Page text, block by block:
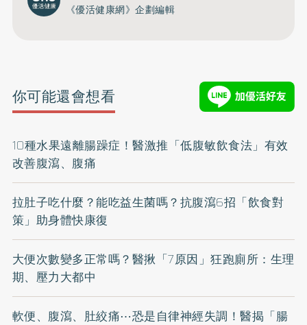
《優活健康網》企劃編輯
你可能還會想看
10種水果遠離腸躁症！醫激推「低腹敏飲食法」有效
改善腹瀉、腹痛
拉肚子吃什麼？能吃益生菌嗎？抗腹瀉6招「飲食對
策」助身體快康復
大便次數變多正常嗎？醫揪「7原因」狂跑廁所：生理
期、壓力大都中
軟便、腹瀉、肚絞痛⋯恐是自律神經失調！醫揭「腸